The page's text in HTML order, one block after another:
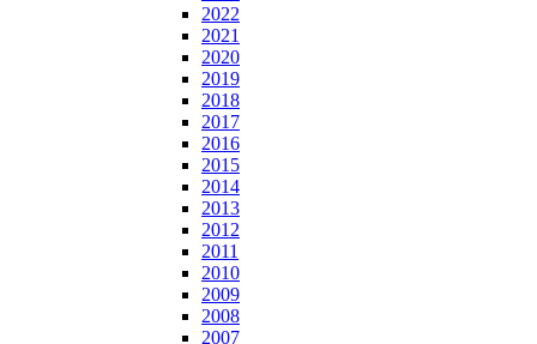
2022
2021
2020
2019
2018
2017
2016
2015
2014
2013
2012
2011
2010
2009
2008
2007